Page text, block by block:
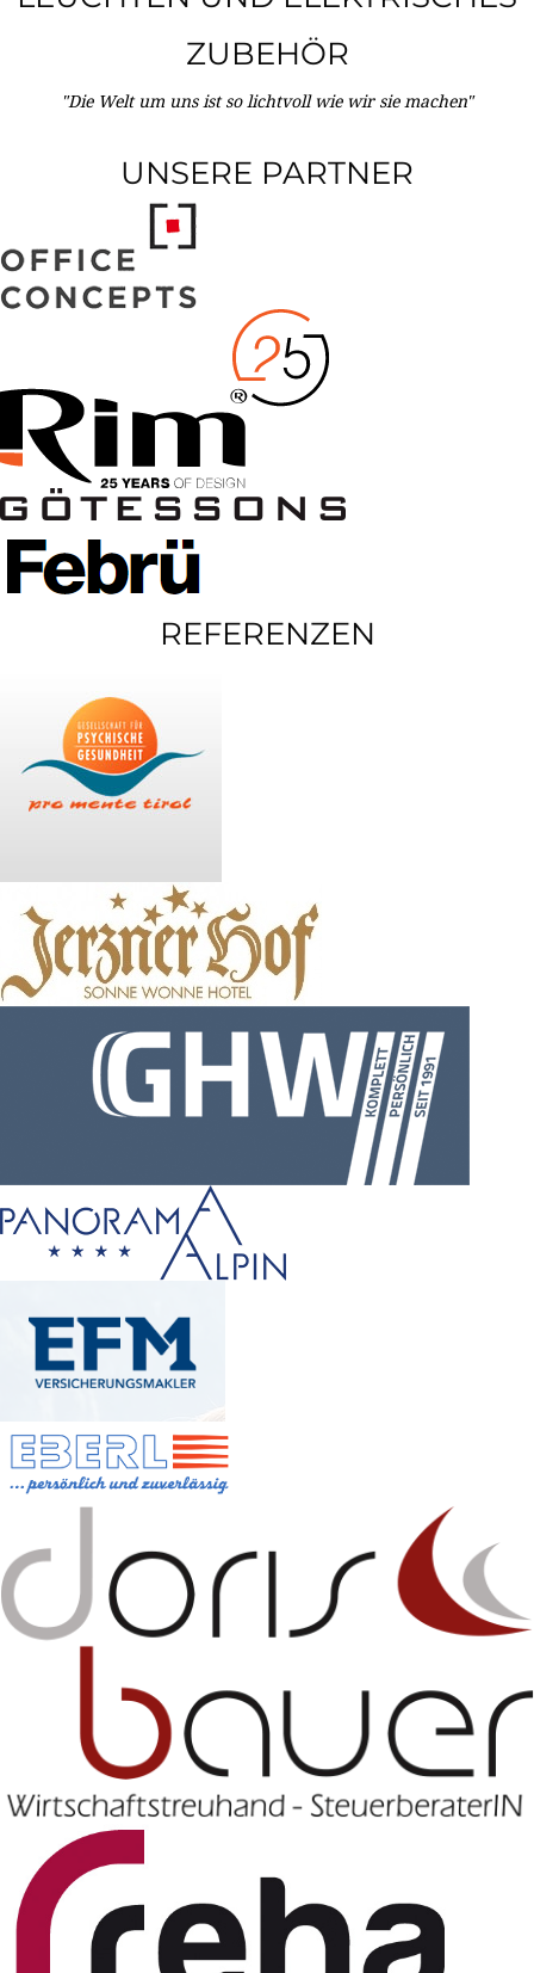
ZUBEHÖR
"Die Welt um uns ist so lichtvoll wie wir sie machen"
UNSERE PARTNER
REFERENZEN